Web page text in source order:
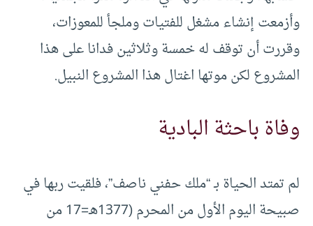
وأزمعت إنشاء مشغل للفتيات وملجأ للمعوزات،
وقررت أن توقف له خمسة وثلاثين فدانا على هذا
المشروع لكن موتها اغتال هذا المشروع النبيل.
وفاة باحثة البادية
لم تمتد الحياة بـ “ملك حفني ناصف”، فلقيت ربها في
صبيحة اليوم الأول من المحرم (1377هـ=17 من